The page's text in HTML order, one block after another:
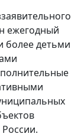
ежегодный
более детьми